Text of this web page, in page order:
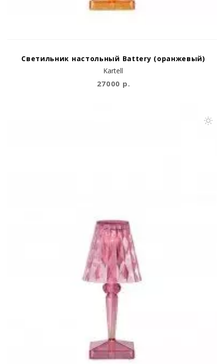
Kartell
Светильник настольный Battery (оранжевый)
27000 р.